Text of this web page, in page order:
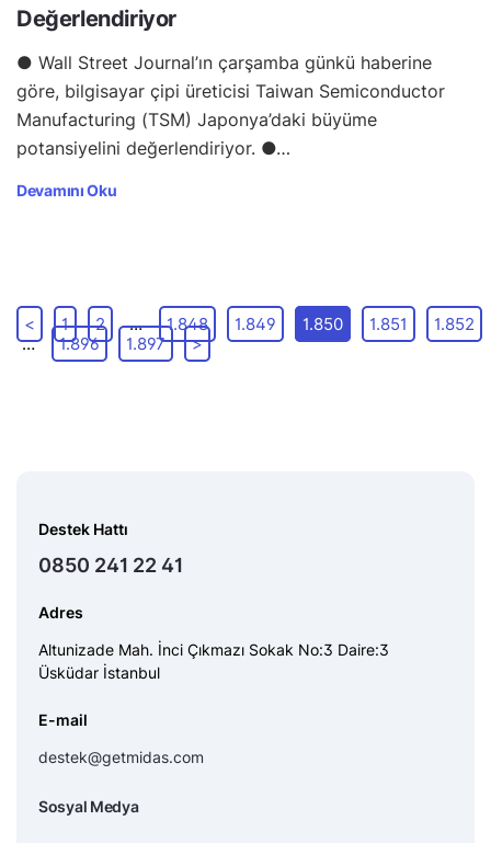
Değerlendiriyor
● Wall Street Journal’ın çarşamba günkü haberine
göre, bilgisayar çipi üreticisi Taiwan Semiconductor
Manufacturing (TSM) Japonya’daki büyüme
potansiyelini değerlendiriyor. ●…
Devamını Oku
< 1 2 … 1.848 1.849 1.850 1.851
1.852
…
1.896 1.897 >
Destek Hattı
0850 241 22 41
Adres
Altunizade Mah. İnci Çıkmazı Sokak No:3 Daire:3
Üsküdar İstanbul
E-mail
destek@getmidas.com
Sosyal Medya